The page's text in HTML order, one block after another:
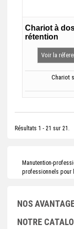
Chariot à
rétention
Voir la
Chariot
Résultats 1 - 21 sur 21.
Manutention-
professionnels pour
NOS
NOTRE